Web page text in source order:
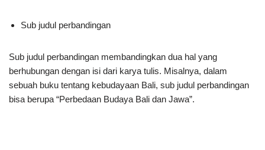
Sub judul perbandingan
Sub judul perbandingan membandingkan dua hal yang
berhubungan dengan isi dari karya tulis. Misalnya, dalam
sebuah buku tentang kebudayaan Bali, sub judul perbandingan
bisa berupa “Perbedaan Budaya Bali dan Jawa”.